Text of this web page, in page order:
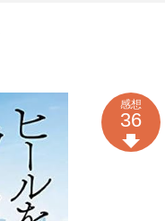
感想
36